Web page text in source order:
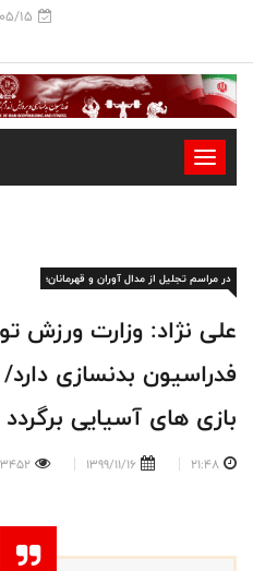
15
-
-
-
در مراسم تجلیل از مدال آوران و قهرمانان؛
علی نژاد: وزارت ورزش
فدراسیون بدنسازی
بازی های آسیایی برگردد
21:48
1399/11/16